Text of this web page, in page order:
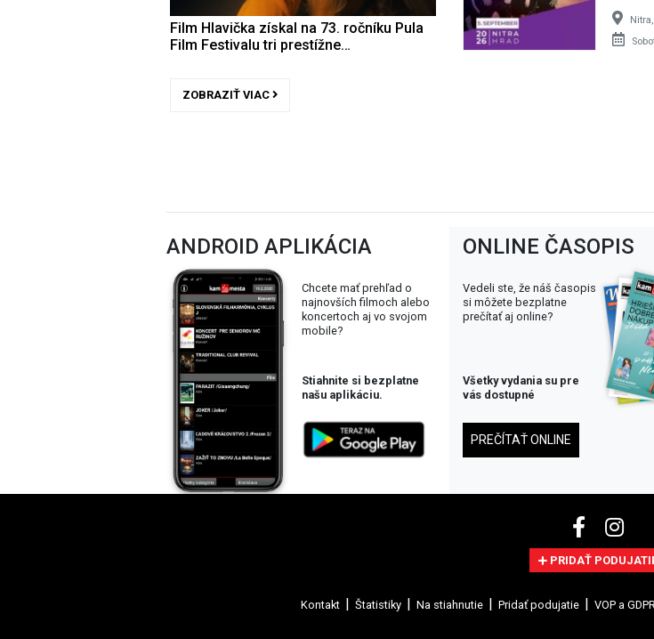
Film Hlavička získal na 73. ročníku Pula
Film Festivalu tri prestížne…
ZOBRAZIŤ VIAC
Nitra,
ANDROID APLIKÁCIA
Chcete mať prehľad o
najnovších filmoch alebo
koncertoch aj vo svojom
mobile?
Stiahnite si bezplatne
našu aplikáciu.
ONLINE ČASOPIS
Vedeli ste, že náš časopis
si môžete bezplatne
prečítať aj online?
Všetky vydania su pre
vás dostupné
PREČÍTAŤ ONLINE
PRIDAŤ
Kontakt Štatistiky Na stiahnutie Pridať podujatie VOP a